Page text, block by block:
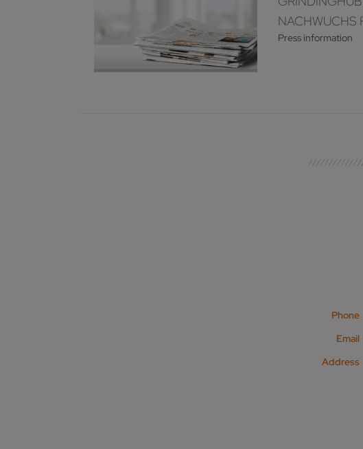
NACHWUCHS
Press information
Phone
Email
Address